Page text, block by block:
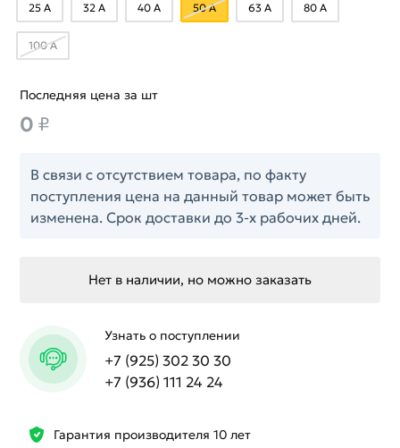
25 А 32 А 40 А 50 А 63 А 80 А
100 А
Гарантия производителя 10 лет
Последняя цена за шт
0 ₽
В связи с отсутствием товара, по факту
поступления цена на данный товар может быть
изменена. Срок доставки до 3-х рабочих дней.
Нет в наличии, но можно заказать
Узнать о поступлении
+7 (925) 302 30 30
+7 (936) 111 24 24